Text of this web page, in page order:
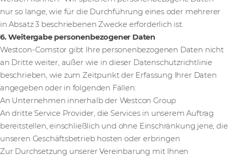
nur so lange, wie für die Durchführung eines oder mehrerer
in Absatz 3 beschriebenen Zwecke erforderlich ist.
6. Weitergabe personenbezogener Daten
Westcon-Comstor gibt Ihre personenbezogenen Daten nicht
an Dritte weiter, außer wie in dieser Datenschutzrichtlinie
beschrieben, wie zum Zeitpunkt der Erfassung Ihrer Daten
angegeben oder in folgenden Fällen:
An Unternehmen innerhalb der Westcon Group
An dritte Service Provider, die Services in unserem Auftrag
bereitstellen, einschließlich und ohne Einschränkung jene, die
unseren Geschäftsbetrieb hosten oder erbringen
Zur Durchsetzung unserer Vereinbarung mit Ihnen